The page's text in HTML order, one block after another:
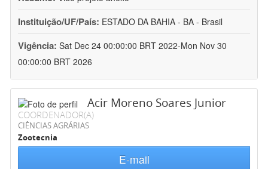
Instituição/UF/País: ESTADO DA BAHIA - BA - Brasil
Vigência: Sat Dec 24 00:00:00 BRT 2022-Mon Nov 30
00:00:00 BRT 2026
Acir Moreno Soares Junior
COORDENADOR(A)
CIÊNCIAS AGRÁRIAS
Zootecnia
E-mail